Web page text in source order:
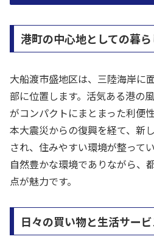
港町の中心地としての暮ら
大船渡市盛地区は、三陸海岸に
部に位置します。活気ある港の
がコンパクトにまとまった利便
本大震災からの復興を経て、新
され、住みやすい環境が整って
自然豊かな環境でありながら、
点が魅力です。
日々の買い物と生活サー